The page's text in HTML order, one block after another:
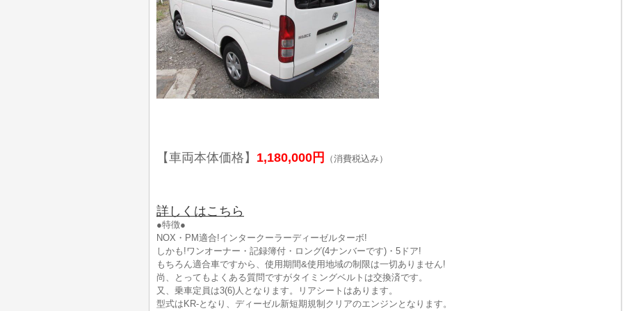
【車両本体価格】 1,180,000円 （消費税込み）
詳しくはこちら
●特徴●
NOX・PM適合!インタークーラーディーゼルターボ!
しかも!ワンオーナー・記録簿付・ロング(4ナンバーです)・5ドア!
もちろん適合車ですから、使用期間&使用地域の制限は一切ありません!
尚、とってもよくある質問ですがタイミングベルトは交換済です。
又、乗車定員は3(6)人となります。リアシートはあります。
型式はKR-となり、ディーゼル新短期規制クリアのエンジンとなります。